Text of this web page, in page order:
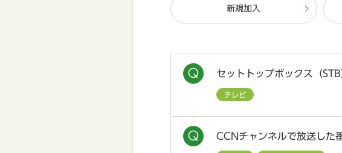
新規加入
セットトップボックス（
テレビ
CCNチャンネルで放送し